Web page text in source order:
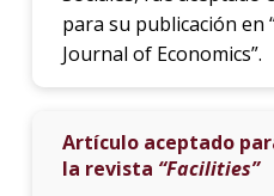
para su publicación en
Journal of Economics”.
Artículo aceptado
la revista “Facilities”